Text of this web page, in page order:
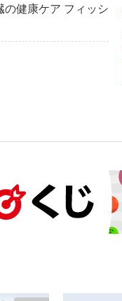
健康ケア フィッシ